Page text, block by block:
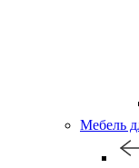
Мебель